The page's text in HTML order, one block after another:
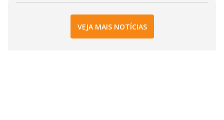
VEJA MAIS NOTÍCIAS